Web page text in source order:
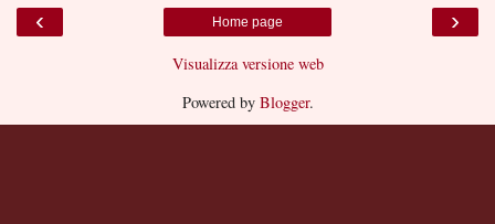
‹ ›
Home page
Visualizza versione web
Powered by Blogger.